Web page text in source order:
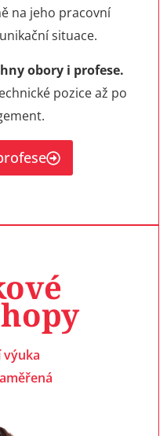
na jeho pracovní
situace.
obory i profese.
pozice až po
výuka